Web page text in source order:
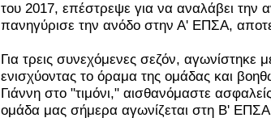
του 2017, επέστρεψε για να αναλάβει την
πανηγύρισε την ανόδο στην Α' ΕΠΣΑ,
Για τρεις συνεχόμενες σεζόν,
ενισχύοντας το όραμα της ομάδας και
Γιάννη στο "τιμόνι," αισθανόμαστε
ομάδα μας σήμερα αγωνίζεται στη Β' ΕΠΣΑ,